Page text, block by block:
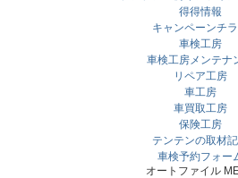
得得情報
キャンペーンチ
車検工房
車検工房メンテナ
リペア工房
車工房
車買取工房
保険工房
テンテンの取材
車検予約フォー
オートファイル